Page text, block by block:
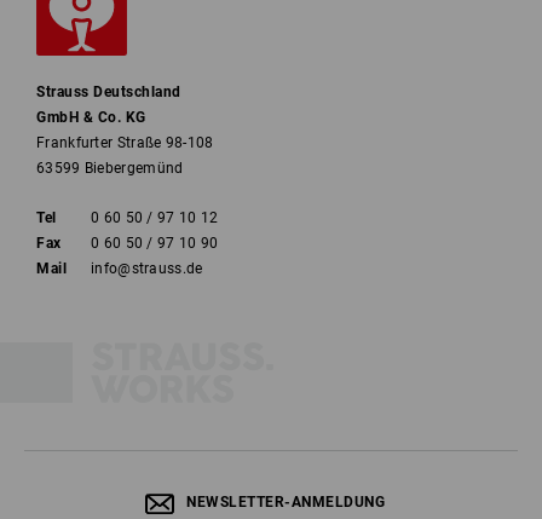
Strauss Deutschland
GmbH & Co. KG
Frankfurter Straße 98-108
63599 Biebergemünd
Tel
0 60 50 / 97 10 12
Fax
0 60 50 / 97 10 90
Mail
info@strauss.de
NEWSLETTER-ANMELDUNG